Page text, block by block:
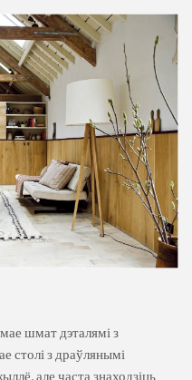
шмат дэталямі з
столі з драўлянымі
але часта знаходзіць